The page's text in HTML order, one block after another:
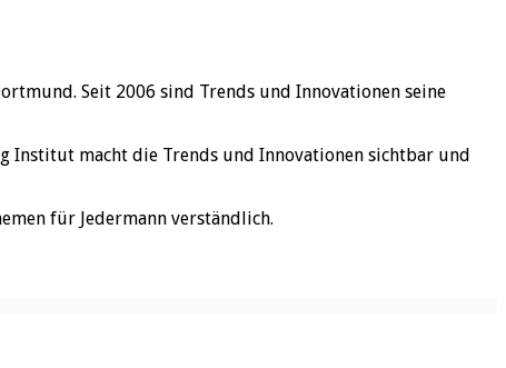
Seit 2006 sind Trends und Innovationen seine
Institut macht die Trends und Innovationen sichtbar und
für Jedermann verständlich.